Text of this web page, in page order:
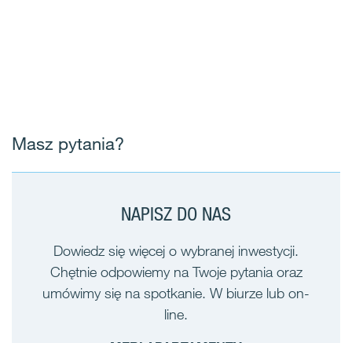
Masz pytania?
NAPISZ DO NAS
Dowiedz się więcej o wybranej inwestycji.
Chętnie odpowiemy na Twoje pytania oraz
umówimy się na spotkanie. W biurze lub on-
line.